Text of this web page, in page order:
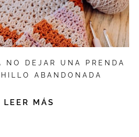
NO DEJAR UNA PRENDA
ABANDONADA
LEER MÁS